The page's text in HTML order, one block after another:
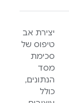
יצירת אב
טיפוס של
סכימת
מסד
הנתונים,
כולל